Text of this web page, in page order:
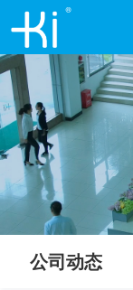
公司动态